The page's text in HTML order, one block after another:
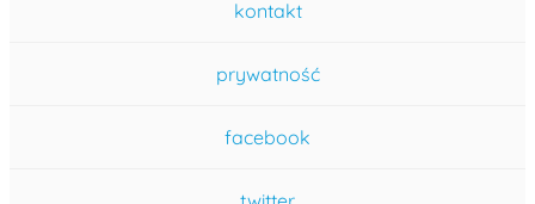
kontakt
prywatność
facebook